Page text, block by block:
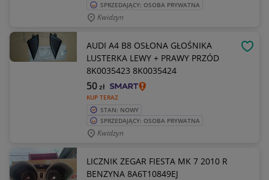
SPRZEDAJĄCY: OSOBA PRYWATNA
Kwidzyn
AUDI A4 B8 OSŁONA GŁOŚNIKA
LUSTERKA LEWY + PRAWY PRZÓD
8K0035423 8K0035424
KUP TERAZ
50zł
STAN: NOWY
SPRZEDAJĄCY: OSOBA PRYWATNA
Kwidzyn
LICZNIK ZEGAR FIESTA MK 7 2010 R
BENZYNA 8A6T10849EJ